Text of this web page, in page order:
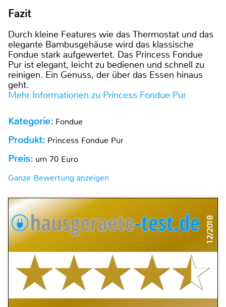
Fazit
Durch kleine Features wie das Thermostat und das
elegante Bambusgehäuse wird das klassische
Fondue stark aufgewertet. Das Princess Fondue
Pur ist elegant, leicht zu bedienen und schnell zu
reinigen. Ein Genuss, der über das Essen hinaus
geht.
Mehr Informationen zu Princess Fondue Pur
Kategorie: Fondue
Produkt: Princess Fondue Pur
Preis: um 70 Euro
Ganze Bewertung anzeigen
12/2018